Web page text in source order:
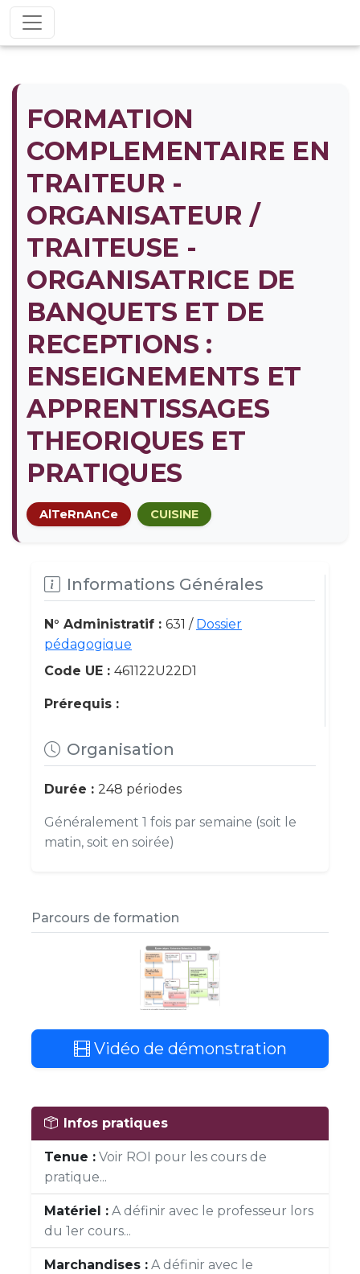
FORMATION
COMPLEMENTAIRE EN
TRAITEUR -
ORGANISATEUR /
TRAITEUSE -
ORGANISATRICE DE
BANQUETS ET DE
RECEPTIONS :
ENSEIGNEMENTS ET
APPRENTISSAGES
THEORIQUES ET
PRATIQUES
AlTeRnAnCe CUISINE
Informations Générales
N° Administratif : 631 / Dossier
pédagogique
Code UE : 461122U22D1
Prérequis :
Organisation
Durée : 248 périodes
Généralement 1 fois par semaine (soit le
matin, soit en soirée)
Parcours de formation
Vidéo de démonstration
Infos pratiques
Tenue : Voir ROI pour les cours de
pratique...
Matériel : A définir avec le professeur lors
du 1er cours...
Marchandises : A définir avec le